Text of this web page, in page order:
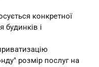
конкретної
будинків і
розмір послуг на